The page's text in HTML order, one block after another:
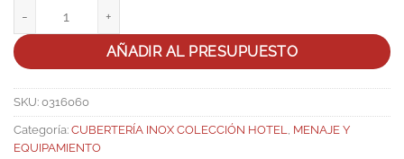
AÑADIR AL PRESUPUESTO
SKU: 0316060
Categoría: CUBERTERÍA INOX COLECCIÓN HOTEL, MENAJE Y
EQUIPAMIENTO